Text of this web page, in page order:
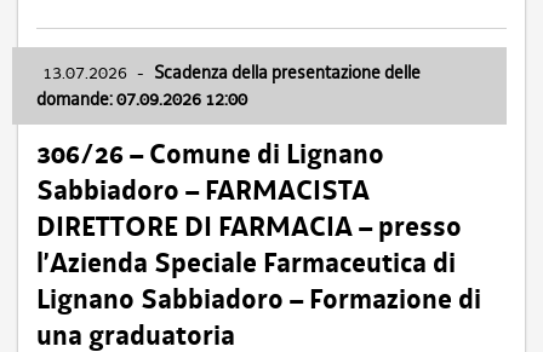
13.07.2026 - Scadenza della presentazione delle
domande: 07.09.2026 12:00
306/26 – Comune di Lignano
Sabbiadoro – FARMACISTA
DIRETTORE DI FARMACIA – presso
l’Azienda Speciale Farmaceutica di
Lignano Sabbiadoro – Formazione di
una graduatoria